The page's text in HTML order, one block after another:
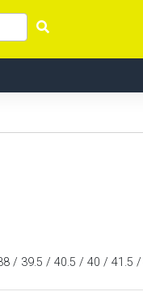
/ 39.5 / 40.5 / 40 / 41.5